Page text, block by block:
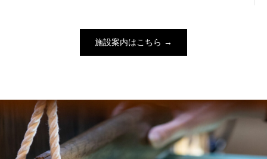
施設案内はこちら →